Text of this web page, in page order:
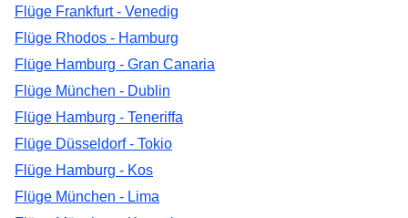
Flüge Frankfurt - Venedig
Flüge Rhodos - Hamburg
Flüge Hamburg - Gran Canaria
Flüge München - Dublin
Flüge Hamburg - Teneriffa
Flüge Düsseldorf - Tokio
Flüge Hamburg - Kos
Flüge München - Lima